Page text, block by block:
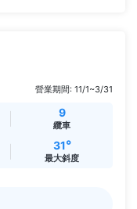
營業期間: 11/1~3/31
9
纜車
31°
最大斜度